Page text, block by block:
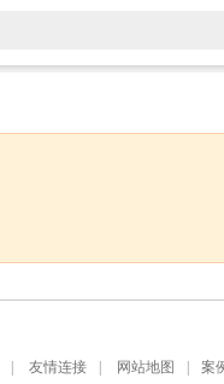
友情连接 网站地图 案